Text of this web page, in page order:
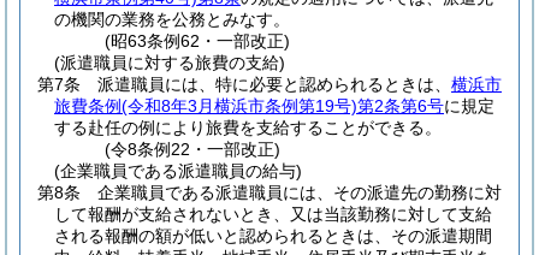
の機関の業務を公務とみなす。
(昭63条例62・一部改正)
(派遣職員に対する旅費の支給)
第7条
派遣職員には、特に必要と認められるときは、 横浜市
旅費条例(令和8年3月横浜市条例第19号)第2条第6号に規定
する赴任の例により旅費を支給することができる。
(令8条例22・一部改正)
(企業職員である派遣職員の給与)
第8条
企業職員である派遣職員には、その派遣先の勤務に対
して報酬が支給されないとき、又は当該勤務に対して支給
される報酬の額が低いと認められるときは、その派遣期間